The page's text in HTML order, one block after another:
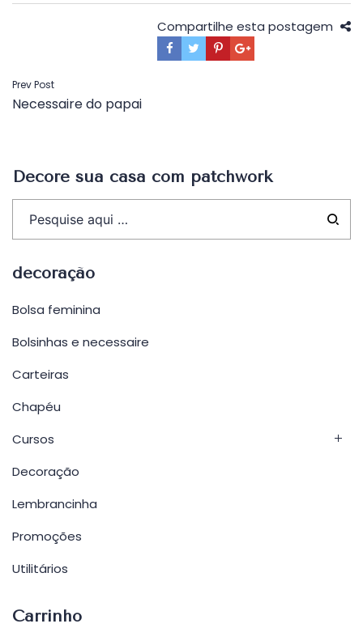
Compartilhe esta postagem
Navegação
de
Prev Post
Necessaire do papai
Decore sua casa com patchwork
decoração
Bolsa feminina
Bolsinhas e necessaire
Carteiras
Chapéu
Cursos
Decoração
Lembrancinha
Promoções
Utilitários
Carrinho